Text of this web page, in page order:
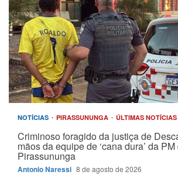
NOTÍCIAS PIRASSUNUNGA ÚLTIMAS NOTÍCIAS
Criminoso foragido da justiça de
mãos da equipe de ‘cana dura’ da PM
Pirassununga
Antonio Naressi 8 de agosto de 2026